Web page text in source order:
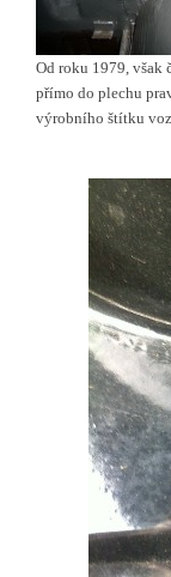
Od roku 1979, však
přímo do plechu
výrobního štítku